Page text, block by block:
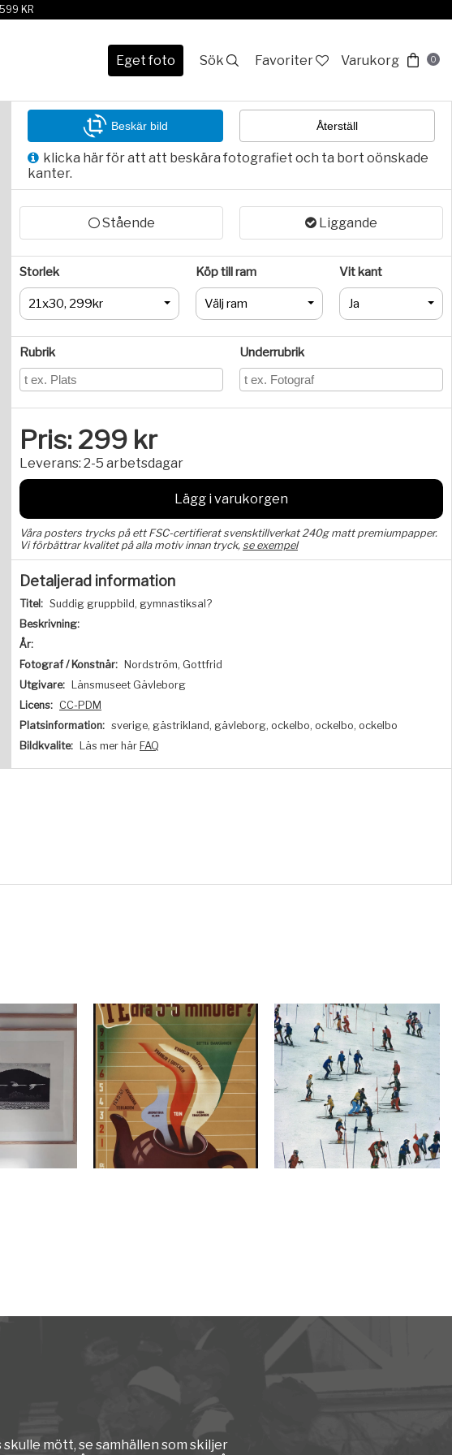
KR
Eget foto Sök Favoriter Varukorg 0
Beskär bild Återställ
klicka här för att att beskära fotografiet och ta bort oönskade
kanter.
Stående Liggande
Storlek
21x30, 299kr
Köp till ram
Välj ram
Vit kant
Ja
Rubrik Underrubrik
Pris: 299 kr
Leverans: 2-5 arbetsdagar
Lägg i varukorgen
Våra posters trycks på ett FSC-certifierat svensktillverkat 240g matt premiumpapper.
Vi förbättrar kvalitet på alla motiv innan tryck, se exempel
Detaljerad information
Titel: Suddig gruppbild, gymnastiksal?
Beskrivning:
År:
Fotograf / Konstnär:
Nordström, Gottfrid
Utgivare:
Länsmuseet Gävleborg
Licens: CC-PDM
Platsinformation: sverige, gästrikland, gävleborg, ockelbo, ockelbo, ockelbo
Bildkvalite:
Läs mer här FAQ
mött, se samhällen som skiljer